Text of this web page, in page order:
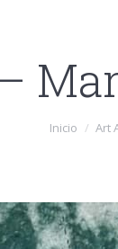
Inicio Art